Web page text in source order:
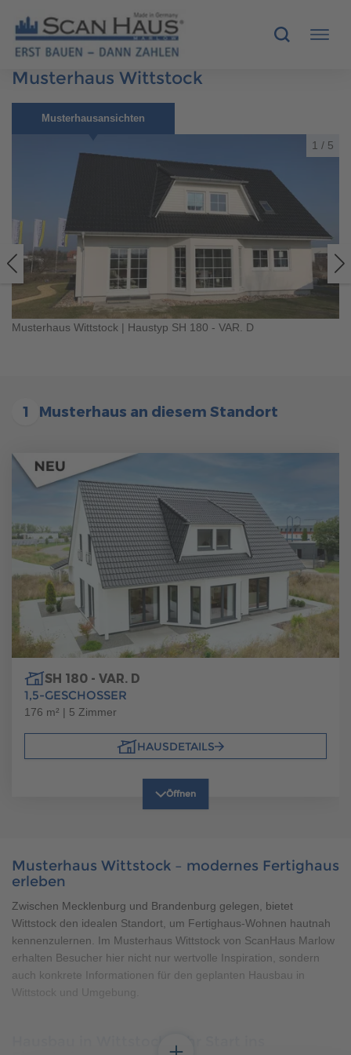
HÄUSER
SCANHAUS-VORTEILE
RUND UMS BAUEN
ÜBER UNS
KONTAKT
Musterhaus Wittstock
Musterhausansichten
Musterhaus Wittstock | Haustyp SH 180 - VAR. D
1 / 5
1 Musterhaus an diesem Standort
SH 180 - VAR. D
1,5-GESCHOSSER
176 m² | 5 Zimmer
HAUSDETAILS
großem Wohn-, Koch- und Essbereich, drei weiteren
Zimmern, einem Gäste-WC mit Platz für eine mögliche
Dusche, Schlafzimmer mit separater Ankleide, Bad mit
interessanter Waschtisch- und Duschlösung und einem
großen Hauswirtschaftsraum.
Öffnen
Musterhaus Wittstock – modernes Fertighaus
erleben
Zwischen Mecklenburg und Brandenburg gelegen, bietet
Wittstock den idealen Standort, um Fertighaus-Wohnen hautnah
kennenzulernen. Im Musterhaus Wittstock von ScanHaus Marlow
erhalten Besucher hier nicht nur wertvolle Inspiration, sondern
auch konkrete Informationen für den geplanten Hausbau in
Wittstock und Umgebung.
Hausbau in Wittstock – Ihr Start ins